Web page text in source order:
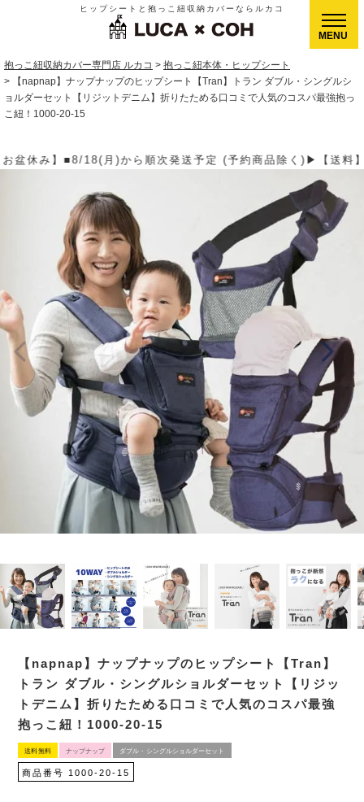
ヒップシートと抱っこ紐収納カバーならルカコ
抱っこ紐収納カバー専門店 ルカコ
抱っこ紐本体・ヒップシート
【napnap】ナップナップのヒップシート【Tran】トラン ダブル・シングルシ
ョルダーセット【リジットデニム】折りたためる口コミで人気のコスパ最強抱っ
こ紐！1000-20-15
(予約商品除く)▶【送料】ゆうパケット400円(全国一律)
【napnap】ナップナップのヒップシート【Tran】
トラン ダブル・シングルショルダーセット【リジッ
トデニム】折りたためる口コミで人気のコスパ最強
抱っこ紐！1000-20-15
送料無料 ナップナップ ダブル・シングルショルダーセット
商品番号 1000-20-15